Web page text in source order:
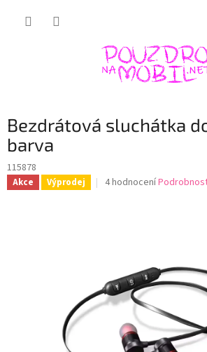
Bezdrátová sluchátka
barva
115878
Akce Výprodej
Průměrné
hvězdiček.
4 hodnocení